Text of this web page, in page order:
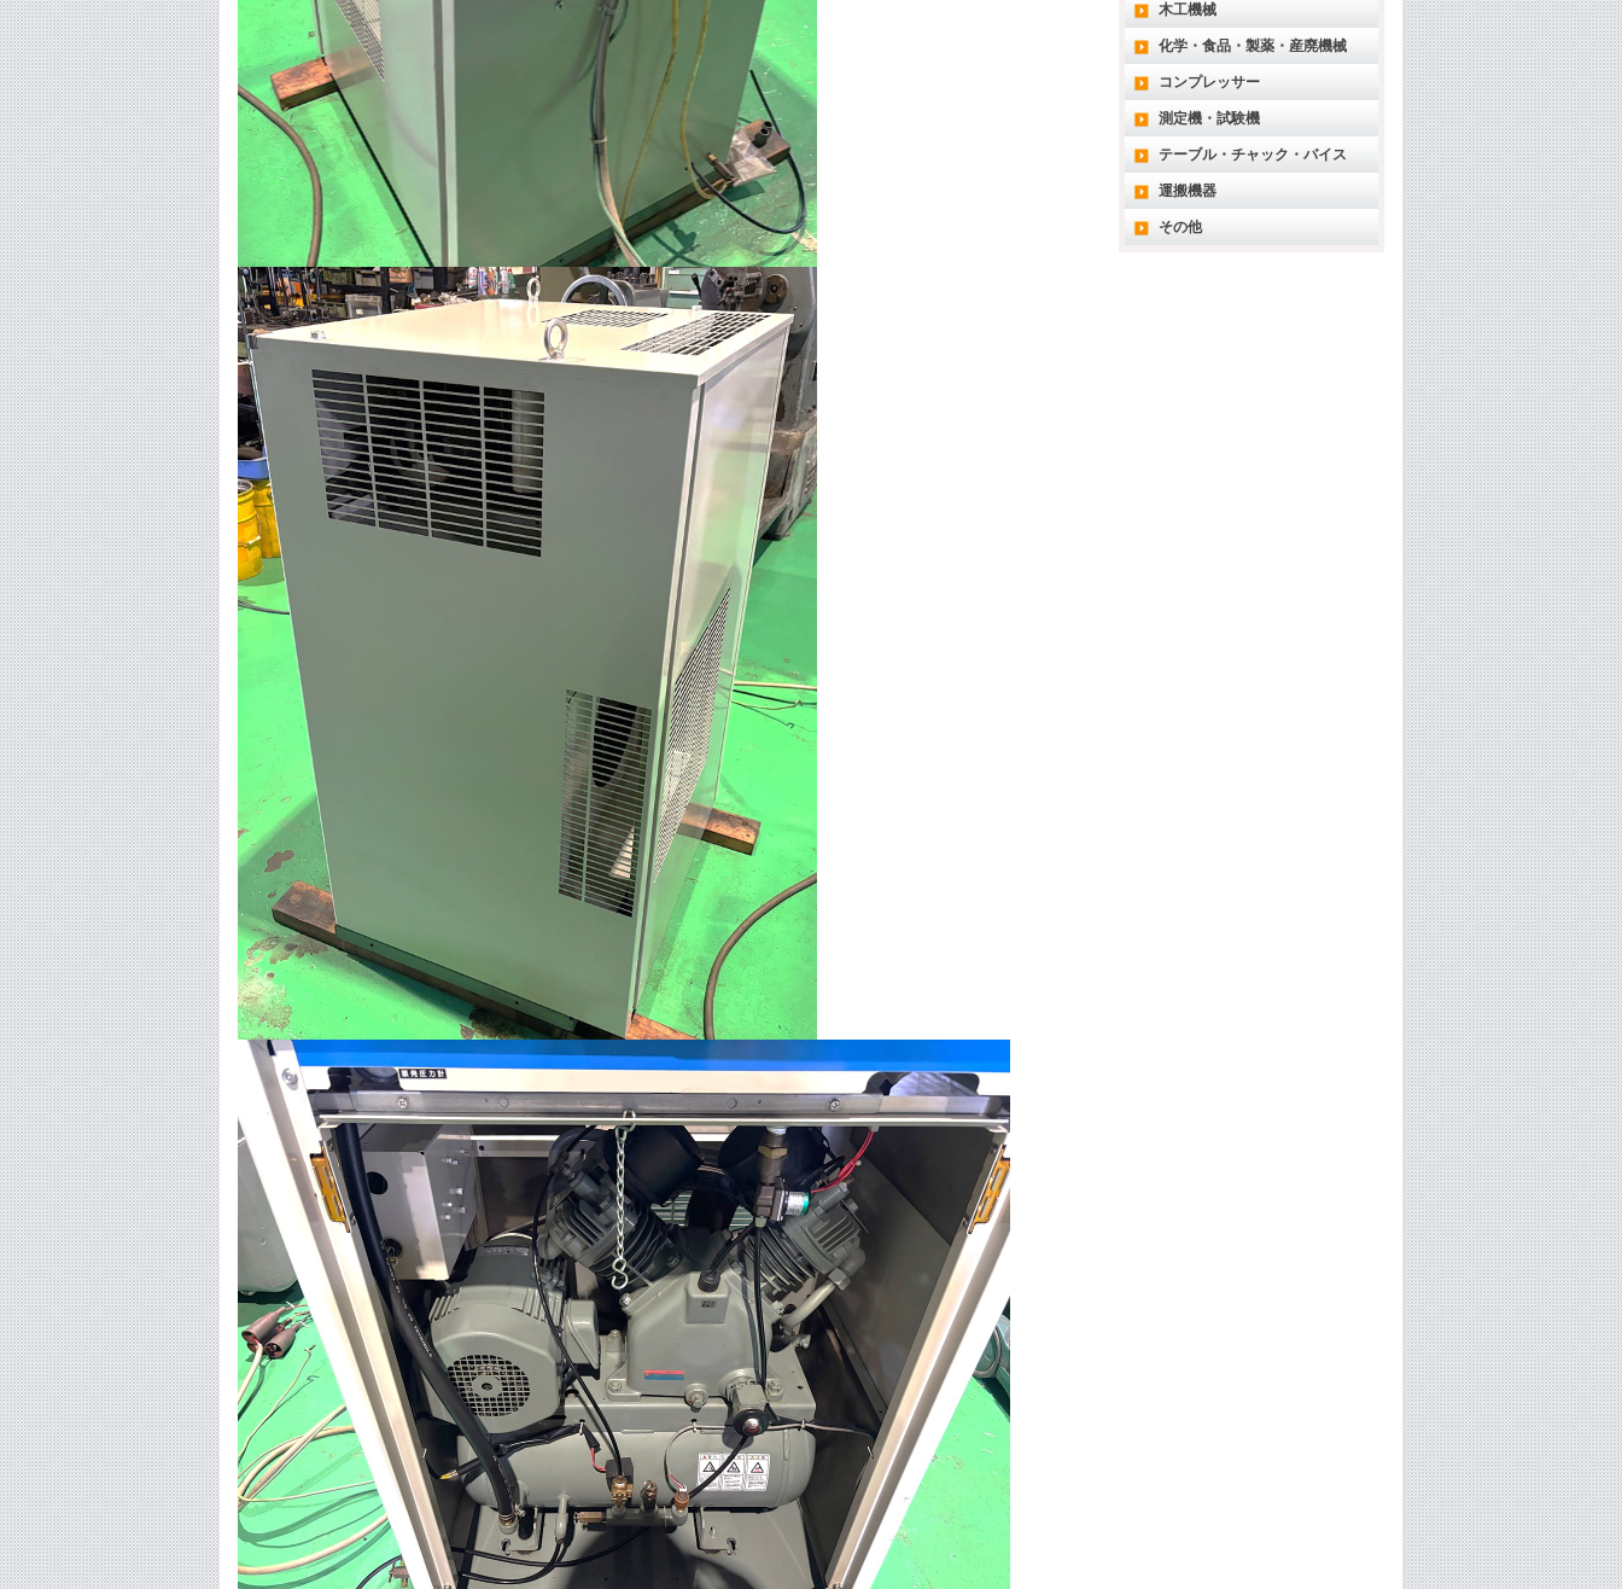
木工機械
化学・食品・製薬・産廃機械
コンプレッサー
測定機・試験機
テーブル・チャック・バイス
運搬機器
その他